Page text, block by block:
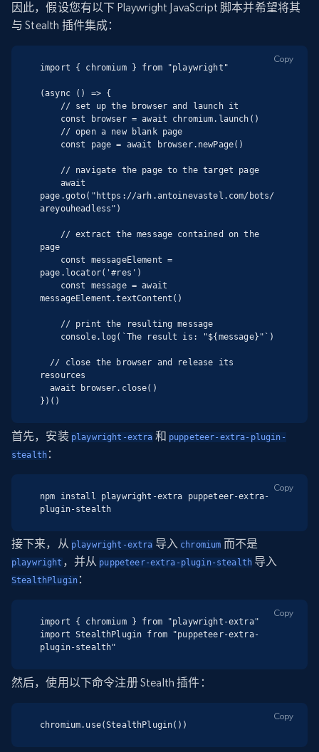
因此，假设您有以下 Playwright JavaScript 脚本并希望将其
与 Stealth 插件集成：
import { chromium } from "playwright"
(async () => {
page.goto("https://arh.antoinevastel.com/bots/
areyouheadless")
page
page.locator('#res')
messageElement.textContent()
resources
  await browser.close()
})()
Copy
首先，安装 playwright-extra 和 puppeteer-extra-plugin-
stealth ：
npm install playwright-extra puppeteer-extra-
plugin-stealth
Copy
接下来，从 playwright-extra 导入 chromium 而不是
playwright ，并从 puppeteer-extra-plugin-stealth 导入
StealthPlugin ：
import { chromium } from "playwright-extra"
import StealthPlugin from "puppeteer-extra-
plugin-stealth"
Copy
然后，使用以下命令注册 Stealth 插件：
chromium.use(StealthPlugin())
Copy